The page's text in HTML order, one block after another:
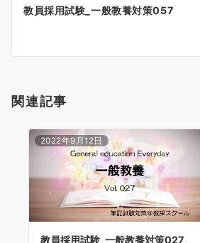
ン
教員採用試験_一般教養対策057
関連記事
2022年9月12日
教員採用試験_一般教養対策027